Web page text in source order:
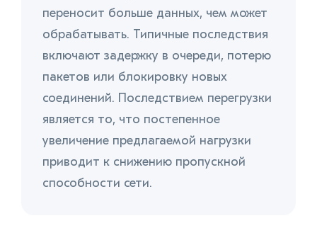
переносит больше данных, чем может
обрабатывать. Типичные последствия
включают задержку в очереди, потерю
пакетов или блокировку новых
соединений. Последствием перегрузки
является то, что постепенное
увеличение предлагаемой нагрузки
приводит к снижению пропускной
способности сети.